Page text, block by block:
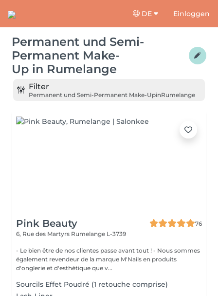
DE Einloggen
Permanent und Semi-
Permanent Make-
Up in Rumelange
Filter
Permanent und Semi-Permanent Make-UpinRumelange
Pink Beauty
76
6, Rue des Martyrs Rumelange L-3739
- Le bien être de nos clientes passe avant tout ! - Nous sommes
également revendeur de la marque M'Nails en produits
d'onglerie et d'esthétique que v...
Sourcils Effet Poudré (1 retouche comprise)